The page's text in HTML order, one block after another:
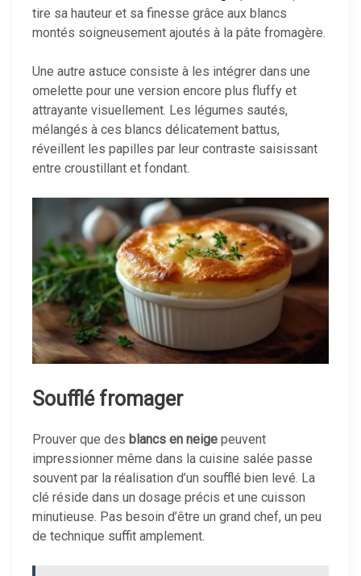
tire sa hauteur et sa finesse grâce aux blancs
montés soigneusement ajoutés à la pâte fromagère.
Une autre astuce consiste à les intégrer dans une
omelette pour une version encore plus fluffy et
attrayante visuellement. Les légumes sautés,
mélangés à ces blancs délicatement battus,
réveillent les papilles par leur contraste saisissant
entre croustillant et fondant.
Soufflé fromager
Prouver que des blancs en neige peuvent
impressionner même dans la cuisine salée passe
souvent par la réalisation d’un soufflé bien levé. La
clé réside dans un dosage précis et une cuisson
minutieuse. Pas besoin d’être un grand chef, un peu
de technique suffit amplement.